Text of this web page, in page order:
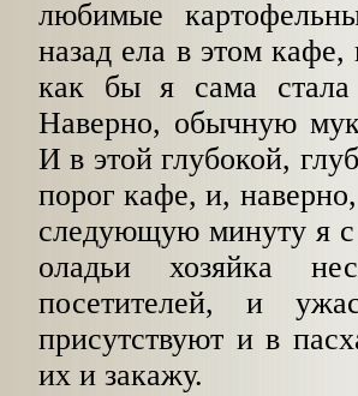
любимые
назад ела в этом
как бы я сама стала
Наверно, обычную
И в этой глубокой,
порог кафе, и,
следующую минуту я с
оладьи хозяйка
посетителей, и
присутствуют и в
их и закажу.